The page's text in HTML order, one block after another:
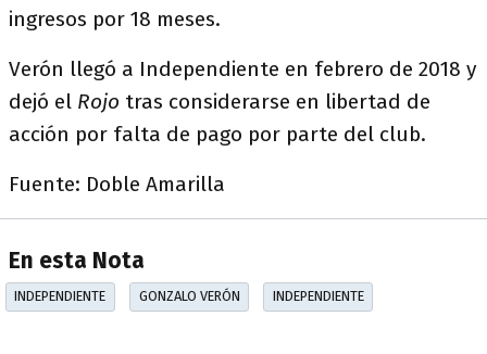
ingresos por 18 meses.
Verón llegó a Independiente en febrero de 2018 y
dejó el Rojo tras considerarse en libertad de
acción por falta de pago por parte del club.
Fuente: Doble Amarilla
En esta Nota
INDEPENDIENTE GONZALO VERÓN INDEPENDIENTE